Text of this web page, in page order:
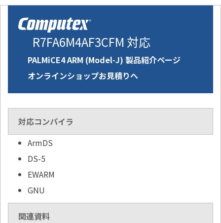
R7FA6M4AF3CFM 対応
PALMiCE4 ARM (Model-J) 製品紹介ページ
オンラインショップお見積りへ
対応コンパイラ
ArmDS
DS-5
EWARM
GNU
関連資料